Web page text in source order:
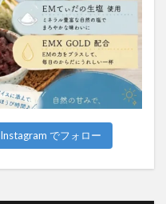
Instagram でフォロー